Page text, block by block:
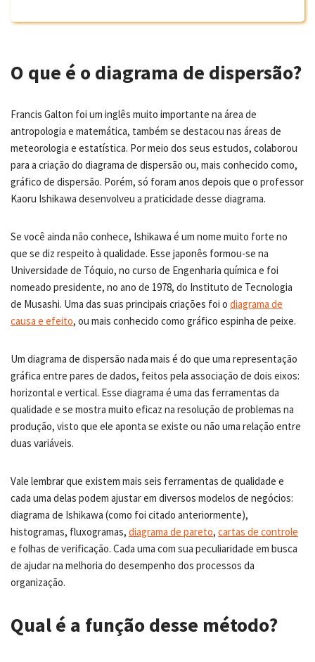
O que é o diagrama de dispersão?
Francis Galton foi um inglês muito importante na área de
antropologia e matemática, também se destacou nas áreas de
meteorologia e estatística. Por meio dos seus estudos, colaborou
para a criação do diagrama de dispersão ou, mais conhecido como,
gráfico de dispersão. Porém, só foram anos depois que o professor
Kaoru Ishikawa desenvolveu a praticidade desse diagrama.
Se você ainda não conhece, Ishikawa é um nome muito forte no
que se diz respeito à qualidade. Esse japonês formou-se na
Universidade de Tóquio, no curso de Engenharia química e foi
nomeado presidente, no ano de 1978, do Instituto de Tecnologia
de Musashi. Uma das suas principais criações foi o diagrama de
causa e efeito, ou mais conhecido como gráfico espinha de peixe.
Um diagrama de dispersão nada mais é do que uma representação
gráfica entre pares de dados, feitos pela associação de dois eixos:
horizontal e vertical. Esse diagrama é uma das ferramentas da
qualidade e se mostra muito eficaz na resolução de problemas na
produção, visto que ele aponta se existe ou não uma relação entre
duas variáveis.
Vale lembrar que existem mais seis ferramentas de qualidade e
cada uma delas podem ajustar em diversos modelos de negócios:
diagrama de Ishikawa (como foi citado anteriormente),
histogramas, fluxogramas, diagrama de pareto, cartas de controle
e folhas de verificação. Cada uma com sua peculiaridade em busca
de ajudar na melhoria do desempenho dos processos da
organização.
Qual é a função desse método?